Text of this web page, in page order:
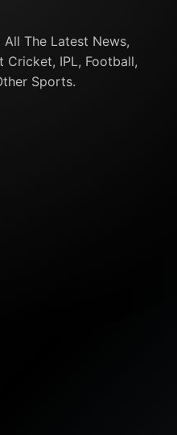
All The Latest News,
Cricket, IPL, Football,
Sports.